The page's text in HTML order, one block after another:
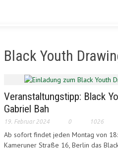
DIASPORA
WIRTSCHAFT
KULTUR
Black Youth
Veranstaltungstipp: Black
Gabriel Bah
19. Februar 2024 0 1026
Ab sofort findet jeden Montag von
Kameruner Straße 16, Berlin das